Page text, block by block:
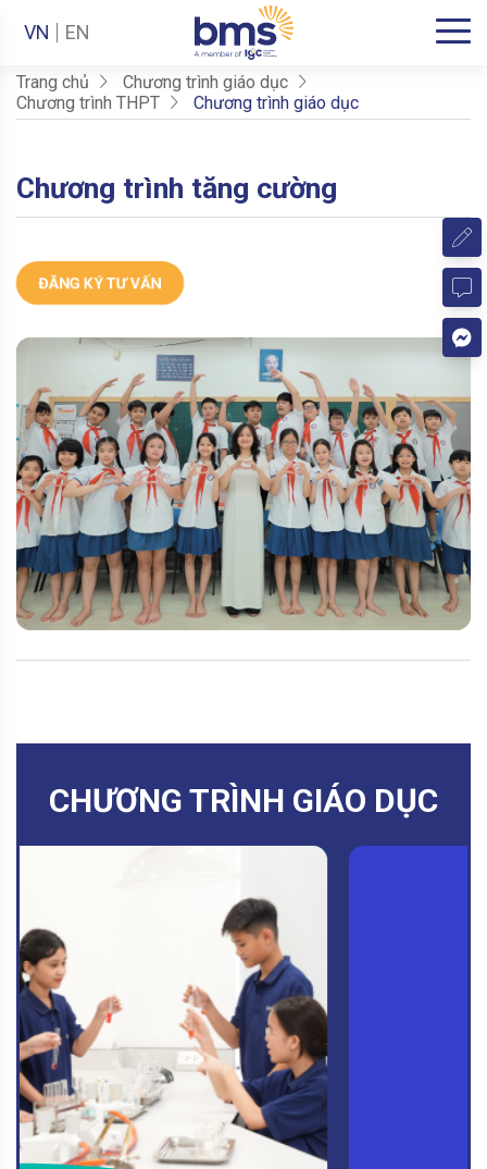
VN EN
Trang chủ
Chương trình giáo dục
Chương trình THPT
Chương trình giáo dục
Chương trình tăng cường
ĐĂNG KÝ TƯ VẤN
CHƯƠNG TRÌNH GIÁO DỤC